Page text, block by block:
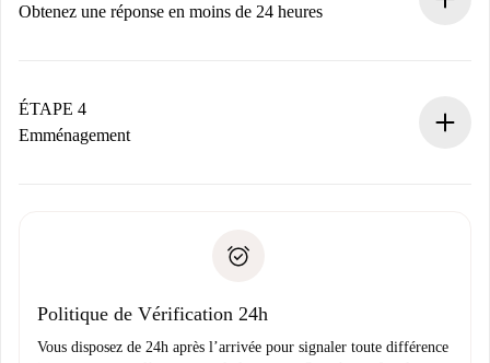
n’aura pas accepté.
Obtenez une réponse en moins de 24 heures
contact avec le propriétaire.
Si refusé : aucun prélèvement et nous vous proposerons
Justificatif de solvabilité
ÉTAPE 4
Emménagement
uniquement si aucun problème n'est signalé.
Politique de Vérification 24h
Vous disposez de 24h après l’arrivée pour signaler toute différence